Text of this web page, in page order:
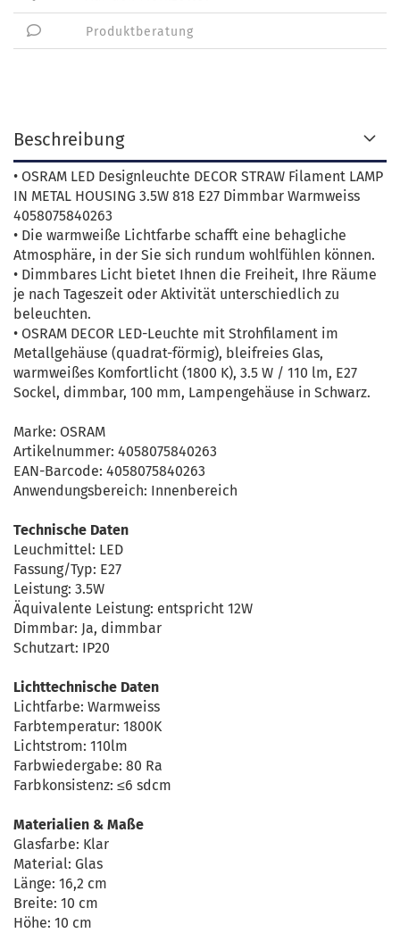
Produktberatung
Beschreibung
• OSRAM LED Designleuchte DECOR STRAW Filament LAMP
IN METAL HOUSING 3.5W 818 E27 Dimmbar Warmweiss
4058075840263
• Die warmweiße Lichtfarbe schafft eine behagliche
Atmosphäre, in der Sie sich rundum wohlfühlen können.
• Dimmbares Licht bietet Ihnen die Freiheit, Ihre Räume
je nach Tageszeit oder Aktivität unterschiedlich zu
beleuchten.
• OSRAM DECOR LED-Leuchte mit Strohfilament im
Metallgehäuse (quadrat-förmig), bleifreies Glas,
warmweißes Komfortlicht (1800 K), 3.5 W / 110 lm, E27
Sockel, dimmbar, 100 mm, Lampengehäuse in Schwarz.
Marke: OSRAM
Artikelnummer: 4058075840263
EAN-Barcode: 4058075840263
Anwendungsbereich: Innenbereich
Technische Daten
Leuchmittel: LED
Fassung/Typ: E27
Leistung: 3.5W
Äquivalente Leistung: entspricht 12W
Dimmbar: Ja, dimmbar
Schutzart: IP20
Lichttechnische Daten
Lichtfarbe: Warmweiss
Farbtemperatur: 1800K
Lichtstrom: 110lm
Farbwiedergabe: 80 Ra
Farbkonsistenz: ≤6 sdcm
Materialien & Maße
Glasfarbe: Klar
Material: Glas
Länge: 16,2 cm
Breite: 10 cm
Höhe: 10 cm